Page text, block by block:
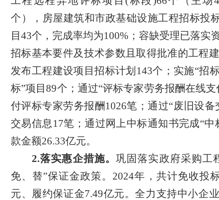
个）
，房屋建筑和市政基础设施工程招标投
目43个，完成率均为100%；容缺受理已落实
招标基本要件及技术参数且取得批准的工程
发布工程建设项目招标计划143个；实施“招
标”项目89个；通过“评标专家劳务报酬在线
付评标专家劳务报酬1026笔；通过“废旧设备
交易信息17笔；通过网上中标通知书完成“中
款金额26.33亿元。
2.落实惠企措施。巩固落实政府采购工
免、替”保证金政策。2024年，共计免收投
元、履约保证金7.49亿元。全力支持中小企